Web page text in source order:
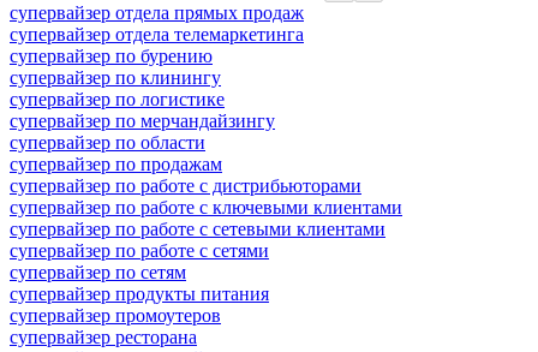
супервайзер отдела прямых продаж
супервайзер отдела телемаркетинга
супервайзер по бурению
супервайзер по клинингу
супервайзер по логистике
супервайзер по мерчандайзингу
супервайзер по области
супервайзер по продажам
супервайзер по работе с дистрибьюторами
супервайзер по работе с ключевыми клиентами
супервайзер по работе с сетевыми клиентами
супервайзер по работе с сетями
супервайзер по сетям
супервайзер продукты питания
супервайзер промоутеров
супервайзер ресторана